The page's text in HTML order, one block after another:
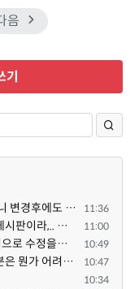
음
버그 같습니다. 처음 스킨으로 업로드했더니 변경후에도 스킨으로 남아있네요. 11:36
아하, 그래서 댓글이 없었군요! 너무 예쁜 게시판이라,.. 넘넘 감사드립니다! 천천히 하세요 ^^ 11:00
게시판 스킨에 여러 문제가 있어서,, 전체적으로 수정을해서 업데이트 하겠습니다! 10:49
확장변수를 게시판 상단에 포함시키는 부분은 뭔가 어려우신 작업인가보네요~ 10:47
10:34